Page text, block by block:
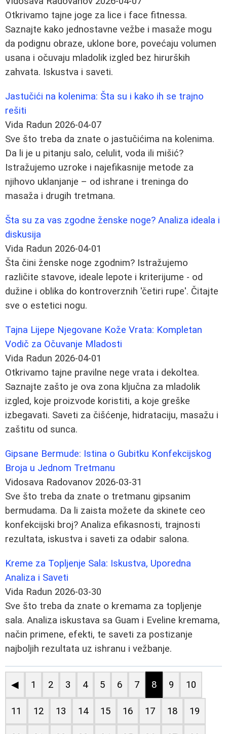
Otkrivamo tajne joge za lice i face fitnessa.
Saznajte kako jednostavne vežbe i masaže mogu
da podignu obraze, uklone bore, povećaju volumen
usana i očuvaju mladolik izgled bez hirurških
zahvata. Iskustva i saveti.
Jastučići na kolenima: Šta su i kako ih se trajno
rešiti
Vida Radun 2026-04-07
Sve što treba da znate o jastučićima na kolenima.
Da li je u pitanju salo, celulit, voda ili mišić?
Istražujemo uzroke i najefikasnije metode za
njihovo uklanjanje – od ishrane i treninga do
masaža i drugih tretmana.
Šta su za vas zgodne ženske noge? Analiza ideala i
diskusija
Vida Radun 2026-04-01
Šta čini ženske noge zgodnim? Istražujemo
različite stavove, ideale lepote i kriterijume - od
dužine i oblika do kontroverznih 'četiri rupe'. Čitajte
sve o estetici nogu.
Tajna Lijepe Njegovane Kože Vrata: Kompletan
Vodič za Očuvanje Mladosti
Vida Radun 2026-04-01
Otkrivamo tajne pravilne nege vrata i dekoltea.
Saznajte zašto je ova zona ključna za mladolik
izgled, koje proizvode koristiti, a koje greške
izbegavati. Saveti za čišćenje, hidrataciju, masažu i
zaštitu od sunca.
Gipsane Bermude: Istina o Gubitku Konfekcijskog
Broja u Jednom Tretmanu
Vidosava Radovanov 2026-03-31
Sve što treba da znate o tretmanu gipsanim
bermudama. Da li zaista možete da skinete ceo
konfekcijski broj? Analiza efikasnosti, trajnosti
rezultata, iskustva i saveti za odabir salona.
Kreme za Topljenje Sala: Iskustva, Uporedna
Analiza i Saveti
Vida Radun 2026-03-30
Sve što treba da znate o kremama za topljenje
sala. Analiza iskustava sa Guam i Eveline kremama,
način primene, efekti, te saveti za postizanje
najboljih rezultata uz ishranu i vežbanje.
◀ 1 2 3 4 5 6 7 8 9 10
11 12 13 14 15 16 17 18 19